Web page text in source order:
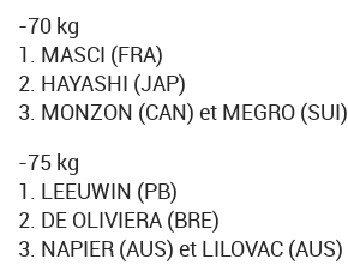
-70 kg
1. MASCI (FRA)
2. HAYASHI (JAP)
3. MONZON (CAN) et MEGRO (SUI)
-75 kg
1. LEEUWIN (PB)
2. DE OLIVIERA (BRE)
3. NAPIER (AUS) et LILOVAC (AUS)